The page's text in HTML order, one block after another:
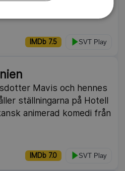
från 2002.
IMDb 7.5 SVT Play
Mavis och hennes
ställningarna på Hotell
animerad komedi från
IMDb 7.0 SVT Play